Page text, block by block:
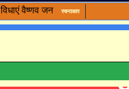
वैष्णव जन रचनाकार